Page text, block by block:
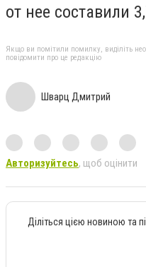
от нее составили
Якщо ви помітили помилку, виділіть
повідомити про це редакцію
Шварц Дмитрий
Авторизуйтесь, щоб оцінити
Діліться цією новиною та